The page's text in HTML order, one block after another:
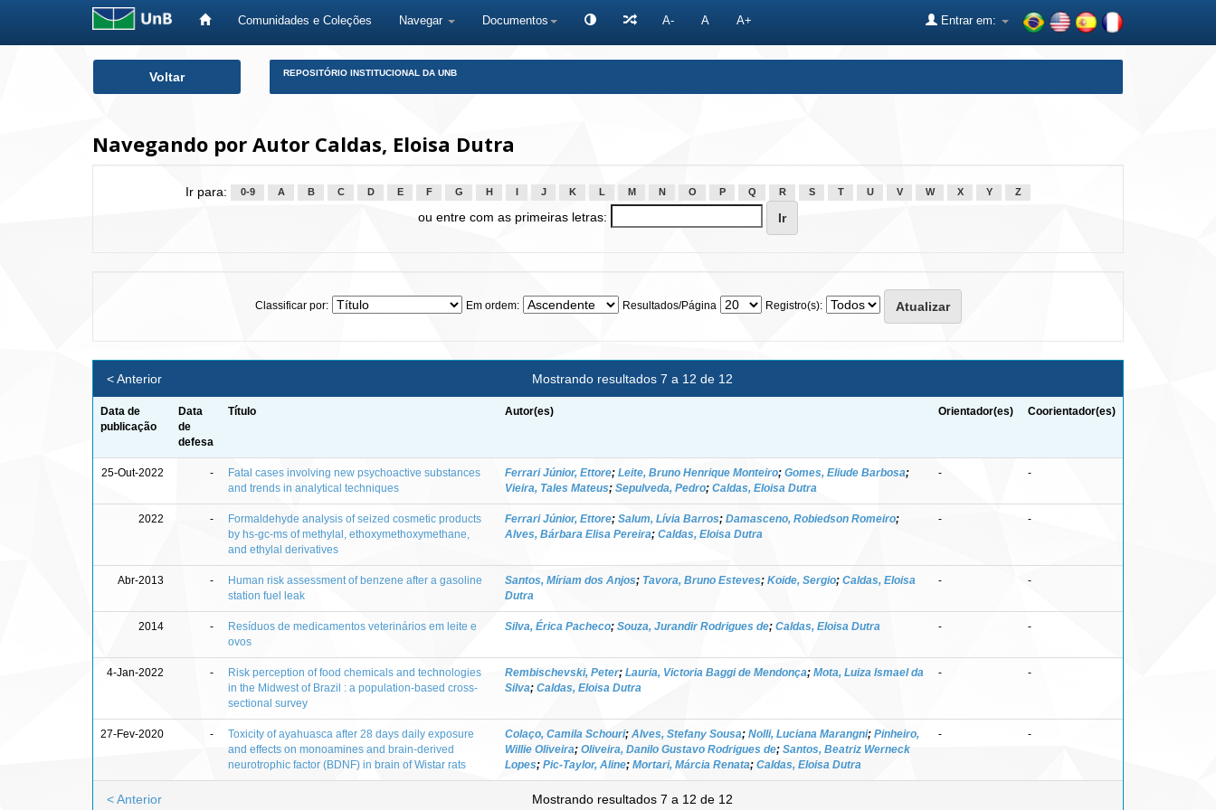
Comunidades e Coleções Navegar Documentos A- A A+ Entrar em:
Voltar REPOSITÓRIO INSTITUCIONAL DA UNB
Navegando por Autor Caldas, Eloisa Dutra
Ir para: 0-9 A B C D E F G H J K L M N O P Q R S T U V W X Y Z
ou entre com as primeiras letras:
Classificar por: Em ordem: Resultados/Página Registro(s):
Mostrando resultados 7 a 12 de 12
< Anterior
Data de
publicação
Data
de
defesa
Título Autor(es) Orientador(es) Coorientador(es)
25-Out-2022 -
Fatal cases involving new psychoactive substances
and trends in analytical techniques
Ferrari Júnior, Ettore; Leite, Bruno Henrique Monteiro; Gomes, Eliude Barbosa;
Vieira, Tales Mateus; Sepulveda, Pedro; Caldas, Eloisa Dutra
- -
2022 -
Formaldehyde analysis of seized cosmetic products
by hs-gc-ms of methylal, ethoxymethoxymethane,
and ethylal derivatives
Ferrari Júnior, Ettore; Salum, Lívia Barros; Damasceno, Robiedson Romeiro;
Alves, Bárbara Elisa Pereira; Caldas, Eloisa Dutra
- -
Abr-2013 -
Human risk assessment of benzene after a gasoline
station fuel leak
Santos, Míriam dos Anjos; Tavora, Bruno Esteves; Koide, Sergio; Caldas, Eloisa
Dutra
- -
2014 -
Resíduos de medicamentos veterinários em leite e
ovos
Silva, Érica Pacheco; Souza, Jurandir Rodrigues de; Caldas, Eloisa Dutra - -
4-Jan-2022 -
Risk perception of food chemicals and technologies
in the Midwest of Brazil : a population-based cross-
sectional survey
Rembischevski, Peter; Lauria, Victoria Baggi de Mendonça; Mota, Luiza Ismael da
Silva; Caldas, Eloisa Dutra
- -
27-Fev-2020 -
Toxicity of ayahuasca after 28 days daily exposure
and effects on monoamines and brain-derived
neurotrophic factor (BDNF) in brain of Wistar rats
Colaço, Camila Schouri; Alves, Stefany Sousa; Nolli, Luciana Marangni; Pinheiro,
Willie Oliveira; Oliveira, Danilo Gustavo Rodrigues de; Santos, Beatriz Werneck
Lopes; Pic-Taylor, Aline; Mortari, Márcia Renata; Caldas, Eloisa Dutra
- -
Mostrando resultados 7 a 12 de 12
< Anterior